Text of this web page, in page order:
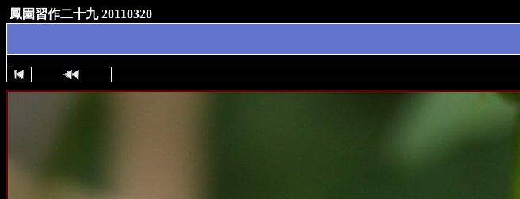
鳳園習作二十九 20110320